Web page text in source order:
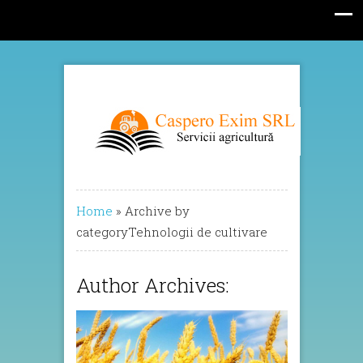
Home » Archive by
categoryTehnologii de cultivare
Author Archives: